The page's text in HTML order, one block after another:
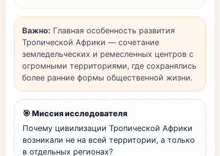
Важно: Главная особенность развития
Тропической Африки — сочетание
земледельческих и ремесленных центров с
огромными территориями, где сохранялись
более ранние формы общественной жизни.
🎯 Миссия исследователя
Почему цивилизации Тропической Африки
возникали не на всей территории, а только
в отдельных регионах?